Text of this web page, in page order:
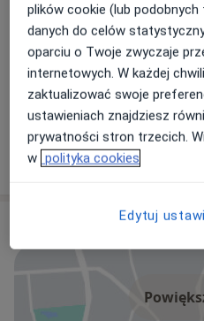
Ginekolog
lek. Monika
Ginekolog
plików cookie (lub
danych do celów
oparciu o Twoje zwyczaje
internetowych. W każdej
zaktualizować swoje
ustawieniach znajdziesz
prywatności stron trzecich.
w polityka cookies
Edytuj